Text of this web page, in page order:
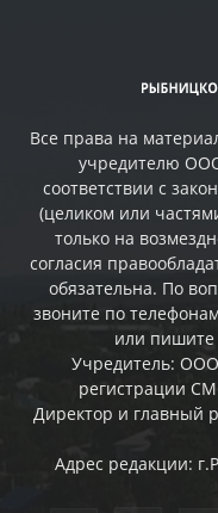
Все права на
учредителю
соответствии с
(целиком или
только на
согласия
обязательна. По
звоните по
или пишите
Учредитель:
регистрации
Директор и главный
Адрес редакции: